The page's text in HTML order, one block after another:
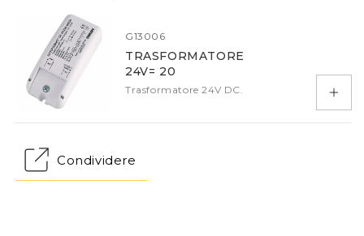
G13006
TRASFORMATORE
24V= 20
Trasformatore 24V DC.
Condividere